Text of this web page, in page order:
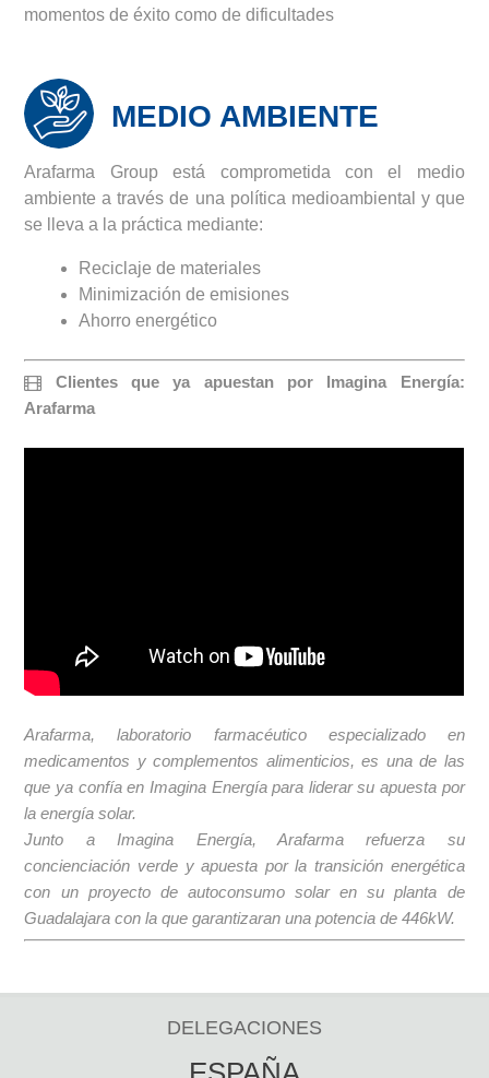
momentos de éxito como de dificultades
MEDIO AMBIENTE
Arafarma Group está comprometida con el medio
ambiente a través de una política medioambiental y que
se lleva a la práctica mediante:
Reciclaje de materiales
Minimización de emisiones
Ahorro energético
Clientes que ya apuestan por Imagina Energía:
Arafarma
Arafarma, laboratorio farmacéutico especializado en
medicamentos y complementos alimenticios, es una de las
que ya confía en Imagina Energía para liderar su apuesta por
la energía solar.
Junto a Imagina Energía, Arafarma refuerza su
concienciación verde y apuesta por la transición energética
con un proyecto de autoconsumo solar en su planta de
Guadalajara con la que garantizaran una potencia de 446kW.
DELEGACIONES